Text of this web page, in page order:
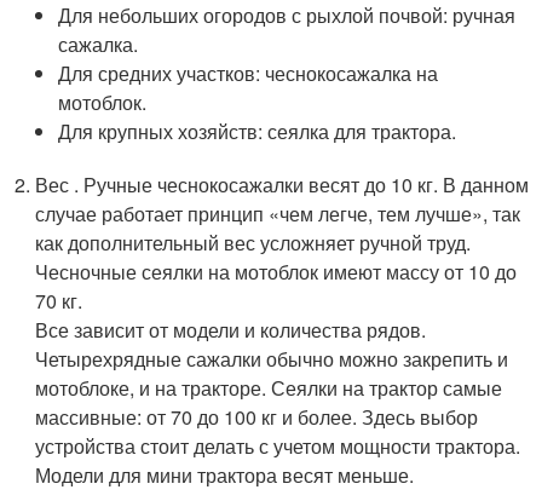
Для небольших огородов с рыхлой почвой: ручная
сажалка.
Для средних участков: чеснокосажалка на
мотоблок.
Для крупных хозяйств: сеялка для трактора.
Вес . Ручные чеснокосажалки весят до 10 кг. В данном
случае работает принцип «чем легче, тем лучше», так
как дополнительный вес усложняет ручной труд.
Чесночные сеялки на мотоблок имеют массу от 10 до
70 кг.
Все зависит от модели и количества рядов.
Четырехрядные сажалки обычно можно закрепить и
мотоблоке, и на тракторе. Сеялки на трактор самые
массивные: от 70 до 100 кг и более. Здесь выбор
устройства стоит делать с учетом мощности трактора.
Модели для мини трактора весят меньше.